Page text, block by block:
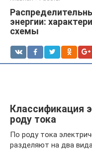
энергии:
схемы
Классификация
роду тока
По роду тока
разделяют на два